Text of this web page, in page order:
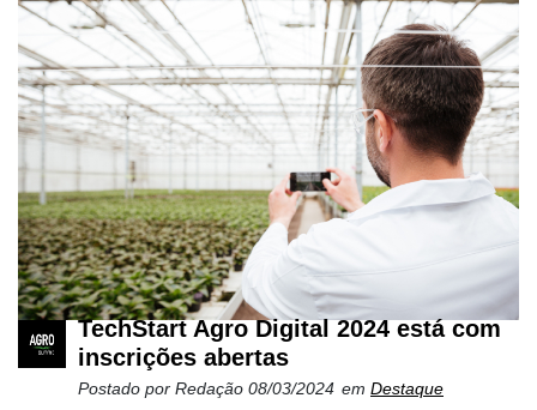
TechStart Agro Digital 2024 está com
inscrições abertas
Postado por Redação 08/03/2024 em Destaque